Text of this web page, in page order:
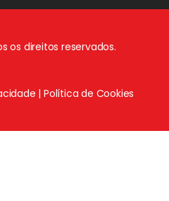
os direitos reservados.
|Política de Cookies